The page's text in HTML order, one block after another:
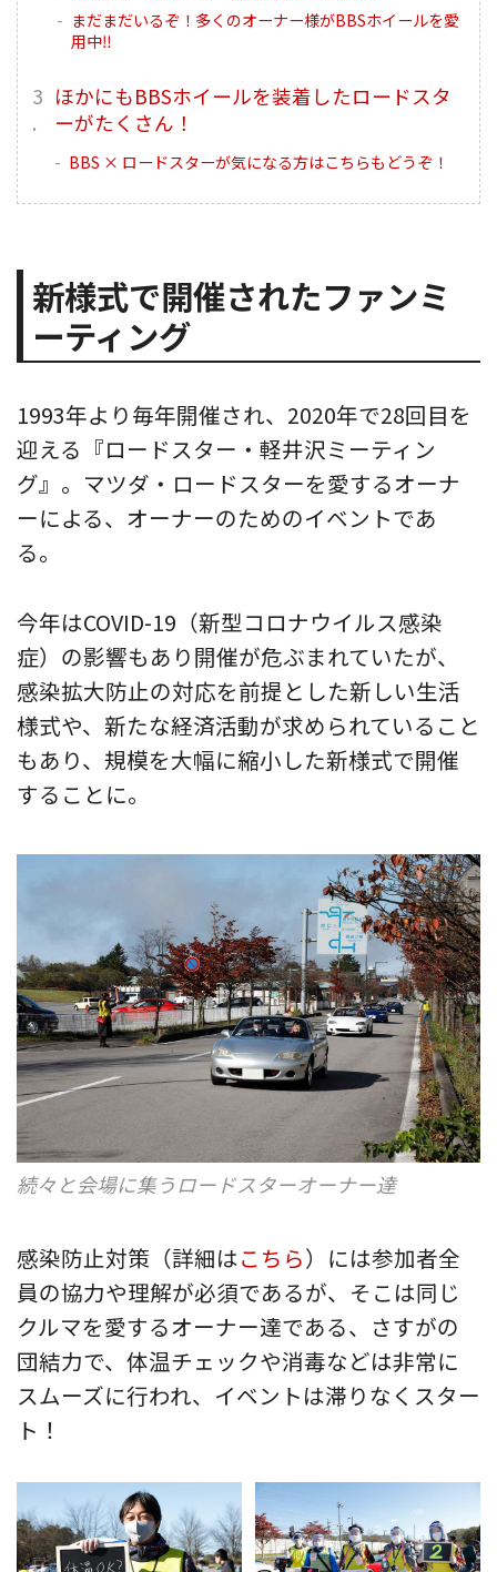
まだまだいるぞ！多くのオーナー様がBBSホイールを愛
用中‼︎
ほかにもBBSホイールを装着したロードスタ
ーがたくさん！
BBS × ロードスターが気になる方はこちらもどうぞ！
新様式で開催されたファンミ
ーティング
1993年より毎年開催され、2020年で28回目を
迎える『ロードスター・軽井沢ミーティン
グ』。マツダ・ロードスターを愛するオーナ
ーによる、オーナーのためのイベントであ
る。
今年はCOVID-19（新型コロナウイルス感染
症）の影響もあり開催が危ぶまれていたが、
感染拡大防止の対応を前提とした新しい生活
様式や、新たな経済活動が求められていること
もあり、規模を大幅に縮小した新様式で開催
することに。
続々と会場に集うロードスターオーナー達
感染防止対策（詳細はこちら）には参加者全
員の協力や理解が必須であるが、そこは同じ
クルマを愛するオーナー達である、さすがの
団結力で、体温チェックや消毒などは非常に
スムーズに行われ、イベントは滞りなくスター
ト！